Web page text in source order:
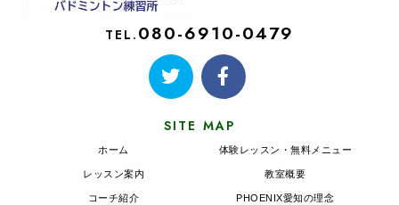
TEL. 080-6910-0479
SITE MAP
ホーム
レッスン案内
コーチ紹介
体験レッスン・無料メニュー
教室概要
PHOENIX愛知の理念